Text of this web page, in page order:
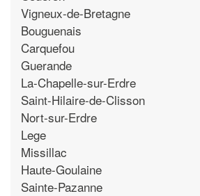
Vigneux-de-Bretagne
Bouguenais
Carquefou
Guerande
La-Chapelle-sur-Erdre
Saint-Hilaire-de-Clisson
Nort-sur-Erdre
Lege
Missillac
Haute-Goulaine
Sainte-Pazanne